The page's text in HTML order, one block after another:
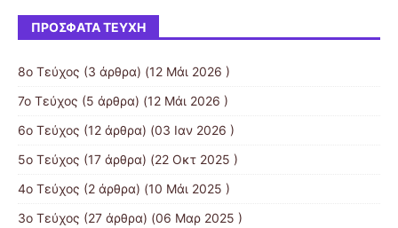
ΠΡΌΣΦΑΤΑ ΤΕΎΧΗ
8ο Τεύχος (3 άρθρα) (12 Μάι 2026 )
7o Τεύχος (5 άρθρα) (12 Μάι 2026 )
6ο Τεύχος (12 άρθρα) (03 Ιαν 2026 )
5ο Τεύχος (17 άρθρα) (22 Οκτ 2025 )
4o Τεύχος (2 άρθρα) (10 Μάι 2025 )
3ο Τεύχος (27 άρθρα) (06 Μαρ 2025 )